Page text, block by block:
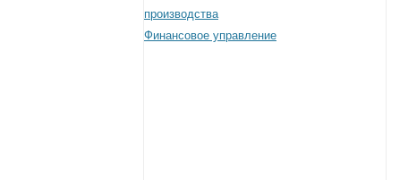
производства
Финансовое управление